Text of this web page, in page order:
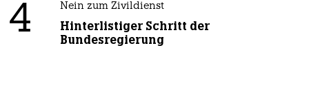
4 Nein zum Zivildienst
Hinterlistiger Schritt der
Bundesregierung